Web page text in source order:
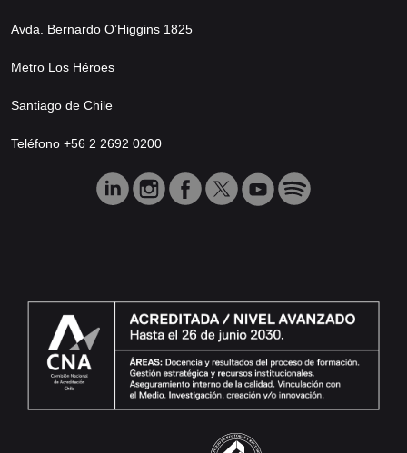
Avda. Bernardo O’Higgins 1825
Metro Los Héroes
Santiago de Chile
Teléfono +56 2 2692 0200